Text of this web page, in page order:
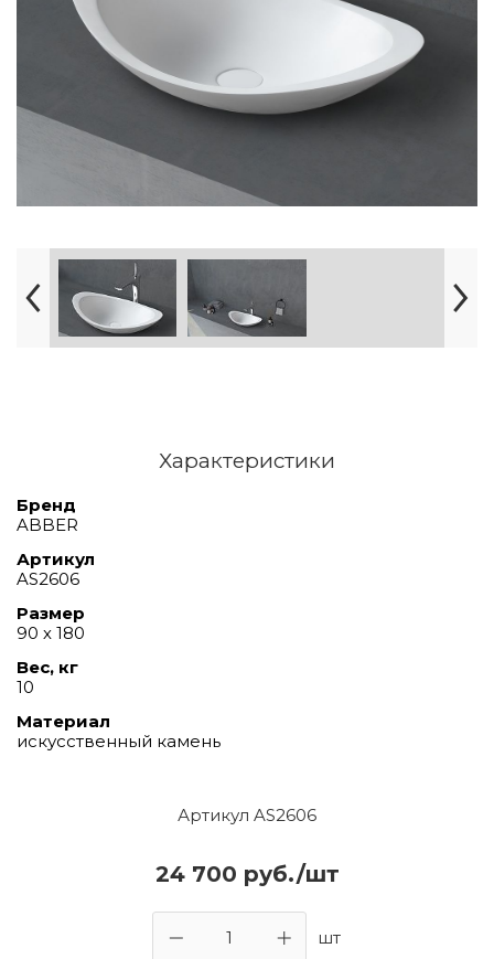
Артикул AS2606
24 700 руб./шт
шт
Характеристики
Бренд
ABBER
Артикул
AS2606
Размер
90 х 180
Вес, кг
10
Материал
искусственный камень